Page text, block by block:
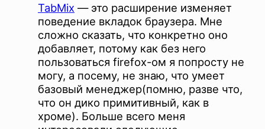
TabMix — это расширение изменяет
поведение вкладок браузера. Мне
сложно сказать, что конкретно оно
добавляет, потому как без него
пользоваться firefox-ом я попросту не
могу, а посему, не знаю, что умеет
базовый менеджер(помню, разве что,
что он дико примитивный, как в
хроме). Больше всего меня